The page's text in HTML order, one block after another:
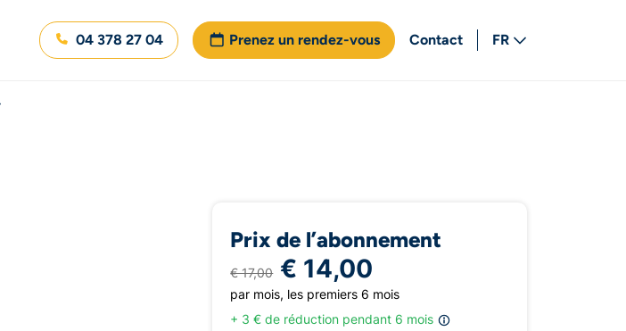
04 378 27 04 Prenez un rendez-vous Contact
FR
Prix de l’abonnement
€ 17,00 € 14,00
par mois, les premiers 6 mois
+ 3 € de réduction pendant 6 mois